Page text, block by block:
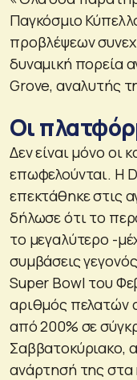
Παγκόσμιο
προβλέψεων
δυναμική πορεία
Grove, αναλυτής
Οι
Δεν είναι μόνο
επωφελούνται. Η
επεκτάθηκε στις
δήλωσε ότι το
το μεγαλύτερο -
συμβάσεις
Super Bowl του
αριθμός πελατών
από 200% σε
Σαββατοκύριακο,
ανάρτησή της στα